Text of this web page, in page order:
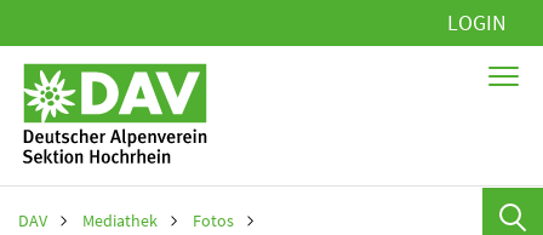
LOGIN
DAV Mediathek
Fotos